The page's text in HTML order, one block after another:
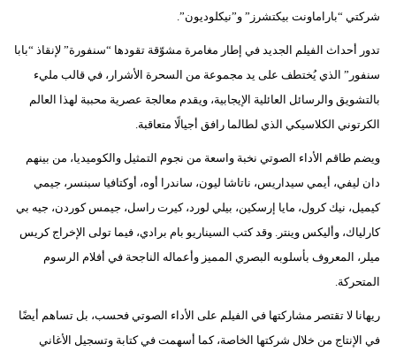
بيئة
فيديو
سيارات
شركتي “باراماونت بيكتشرز” و”نيكلوديون”.
تدور أحداث الفيلم الجديد في إطار مغامرة مشوّقة تقودها “سنفورة” لإنقاذ “بابا
سنفور” الذي يُختطف على يد مجموعة من السحرة الأشرار، في قالب مليء
بالتشويق والرسائل العائلية الإيجابية، ويقدم معالجة عصرية محببة لهذا العالم
الكرتوني الكلاسيكي الذي لطالما رافق أجيالًا متعاقبة.
ويضم طاقم الأداء الصوتي نخبة واسعة من نجوم التمثيل والكوميديا، من بينهم
دان ليفي، أيمي سيداريس، ناتاشا ليون، ساندرا أوه، أوكتافيا سبنسر، جيمي
كيميل، نيك كرول، مايا إرسكين، بيلي لورد، كيرت راسل، جيمس كوردن، جيه بي
كارلياك، وأليكس وينتر. وقد كتب السيناريو بام برادي، فيما تولى الإخراج كريس
ميلر، المعروف بأسلوبه البصري المميز وأعماله الناجحة في أفلام الرسوم
المتحركة.
ريهانا لا تقتصر مشاركتها في الفيلم على الأداء الصوتي فحسب، بل تساهم أيضًا
في الإنتاج من خلال شركتها الخاصة، كما أسهمت في كتابة وتسجيل الأغاني